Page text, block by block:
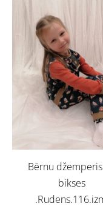
Bērnu
bikses